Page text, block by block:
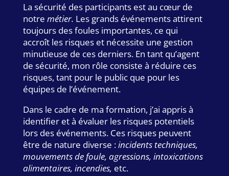
La sécurité des participants est au cœur de
notre métier. Les grands événements attirent
toujours des foules importantes, ce qui
accroît les risques et nécessite une gestion
minutieuse de ces derniers. En tant qu’agent
de sécurité, mon rôle consiste à réduire ces
risques, tant pour le public que pour les
équipes de l’événement.
Dans le cadre de ma formation, j’ai appris à
identifier et à évaluer les risques potentiels
lors des événements. Ces risques peuvent
être de nature diverse :incidents techniques,
mouvements de foule, agressions, intoxications
alimentaires, incendies, etc.